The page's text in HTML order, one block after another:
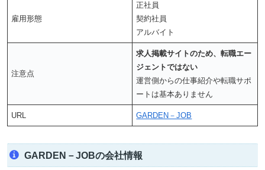
雇用形態
正社員
契約社員
アルバイト
注意点
求人掲載サイトのため、転職エー
ジェントではない
運営側からの仕事紹介や転職サポ
ートは基本ありません
URL GARDEN－JOB
GARDEN－JOBの会社情報